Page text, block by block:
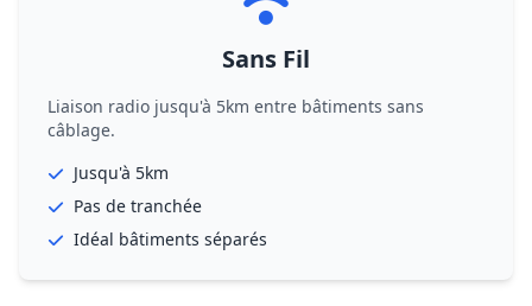
Sans Fil
Liaison radio jusqu'à 5km entre bâtiments sans
câblage.
Jusqu'à 5km
Pas de tranchée
Idéal bâtiments séparés